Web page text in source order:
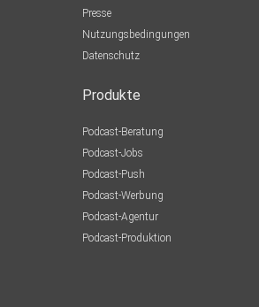
Presse
Nutzungsbedingungen
Datenschutz
Produkte
Podcast-Beratung
Podcast-Jobs
Podcast-Push
Podcast-Werbung
Podcast-Agentur
Podcast-Produktion